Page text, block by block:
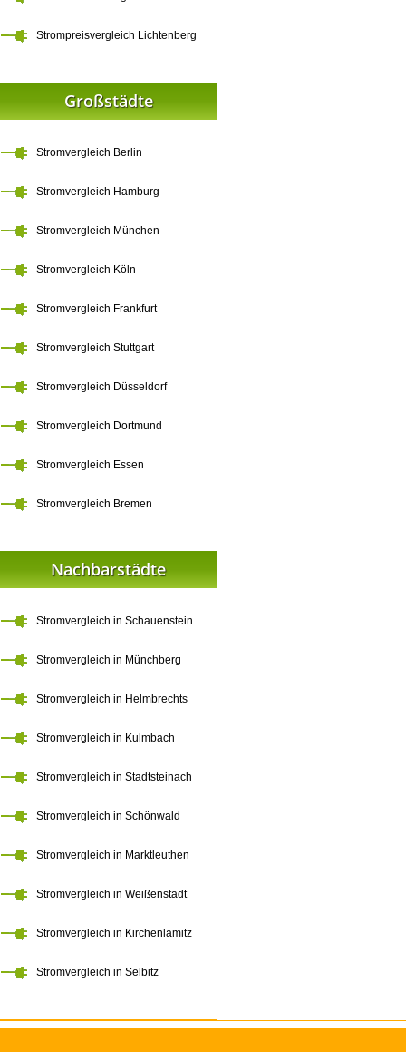
Strompreisvergleich Lichtenberg
Großstädte
Stromvergleich Berlin
Stromvergleich Hamburg
Stromvergleich München
Stromvergleich Köln
Stromvergleich Frankfurt
Stromvergleich Stuttgart
Stromvergleich Düsseldorf
Stromvergleich Dortmund
Stromvergleich Essen
Stromvergleich Bremen
Nachbarstädte
Stromvergleich in Schauenstein
Stromvergleich in Münchberg
Stromvergleich in Helmbrechts
Stromvergleich in Kulmbach
Stromvergleich in Stadtsteinach
Stromvergleich in Schönwald
Stromvergleich in Marktleuthen
Stromvergleich in Weißenstadt
Stromvergleich in Kirchenlamitz
Stromvergleich in Selbitz